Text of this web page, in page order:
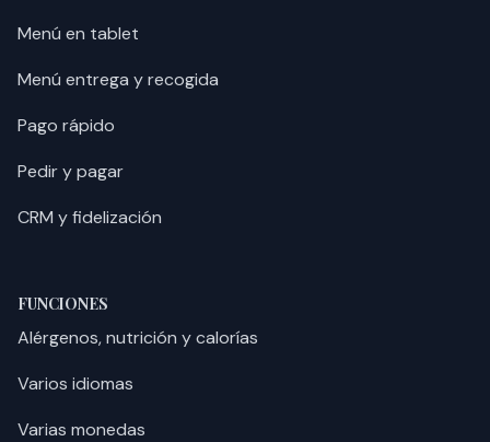
Menú en tablet
Menú entrega y recogida
Pago rápido
Pedir y pagar
CRM y fidelización
FUNCIONES
Alérgenos, nutrición y calorías
Varios idiomas
Varias monedas